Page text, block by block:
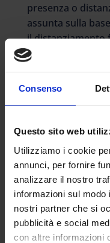
Consenso
Questo sito web
Utilizziamo i cookie
annunci, per fornire
analizzare il nostro
informazioni sul
nostri partner che si
pubblicità e social
con altre informazioni
presenza o
assunta sulla
il distanziamento
personale. Torna
altri sport di
gemellaggio, le
scolastiche di
attività inerenti i
trasversali e per
attività di
come scopo
spostamenti e